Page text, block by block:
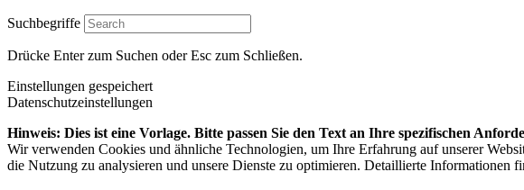
Suchbegriffe
Drücke Enter zum Suchen oder Esc zum Schließen.
Einstellungen gespeichert
Datenschutzeinstellungen
Hinweis: Dies ist eine Vorlage. Bitte passen Sie den Text an Ihre spezifischen
Wir verwenden Cookies und ähnliche Technologien, um Ihre Erfahrung auf unserer
die Nutzung zu analysieren und unsere Dienste zu optimieren. Detaillierte Informationen